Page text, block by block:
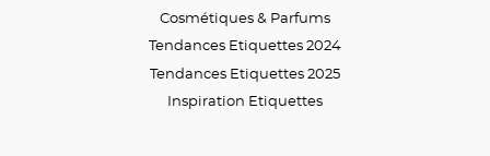
Cosmétiques & Parfums
Tendances Etiquettes 2024
Tendances Etiquettes 2025
Inspiration Etiquettes